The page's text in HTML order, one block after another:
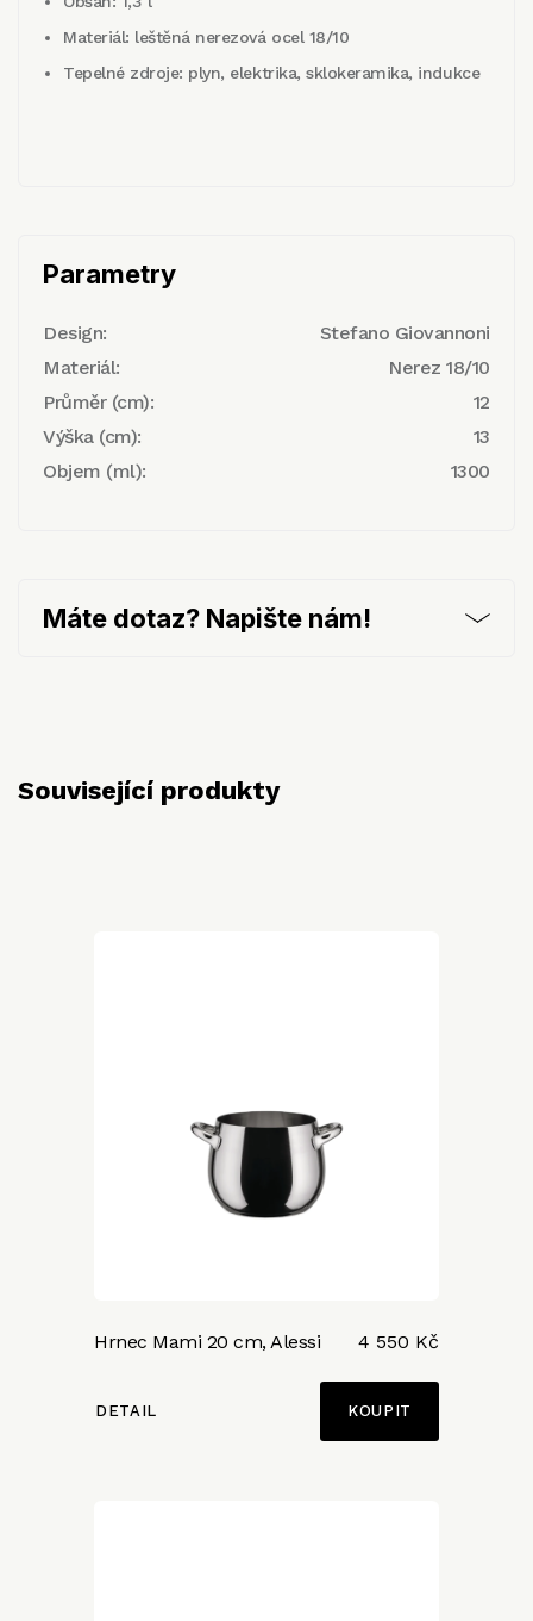
Materiál: leštěná nerezová ocel 18/10
Tepelné zdroje: plyn, elektrika, sklokeramika, indukce
Parametry
Design:
Stefano Giovannoni
Materiál:
Nerez 18/10
Průměr (cm):
12
Výška (cm):
13
Objem (ml):
1300
Máte dotaz? Napište nám!
Související produkty
Hrnec Mami 20 cm, Alessi 4 550 Kč
DETAIL